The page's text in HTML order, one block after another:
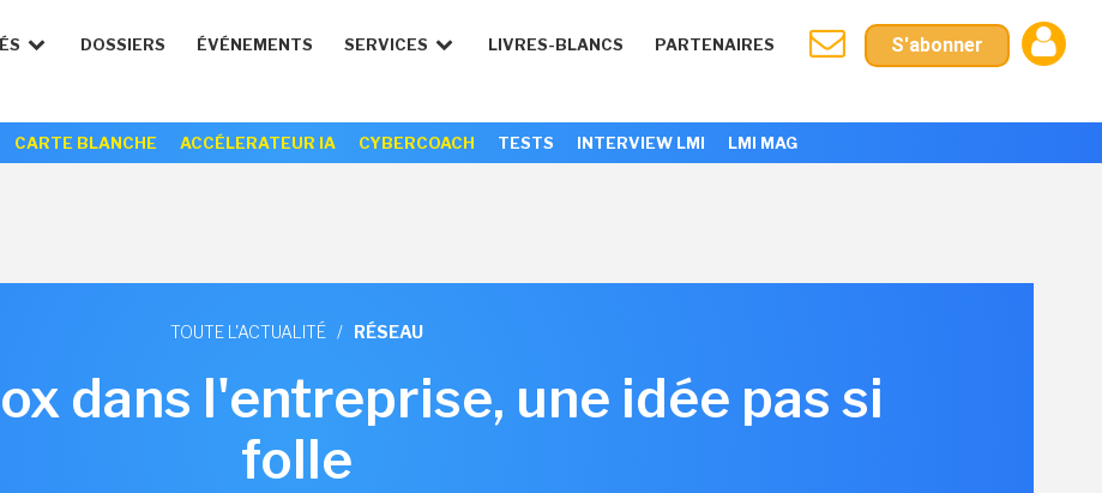
DOSSIERS ÉVÉNEMENTS SERVICES LIVRES-BLANCS PARTENAIRES S'abonner
CARTE BLANCHE ACCÉLERATEUR IA CYBERCOACH TESTS INTERVIEW LMI LMI MAG
TOUTE L'ACTUALITÉ / RÉSEAU
dans l'entreprise, une idée pas si
folle